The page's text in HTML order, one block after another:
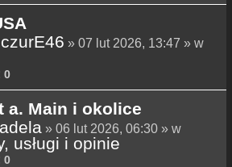
» 07 lut 2026, 13:47 » w
0
a. Main i okolice
» 06 lut 2026, 06:30 » w
usługi i opinie
0